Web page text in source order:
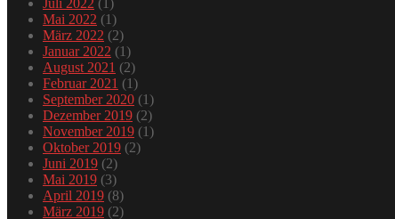
Mai 2022 (1)
März 2022 (2)
Januar 2022 (1)
August 2021 (2)
Februar 2021 (1)
September 2020 (1)
Dezember 2019 (2)
November 2019 (1)
Oktober 2019 (2)
Juni 2019 (2)
Mai 2019 (3)
April 2019 (8)
März 2019 (2)